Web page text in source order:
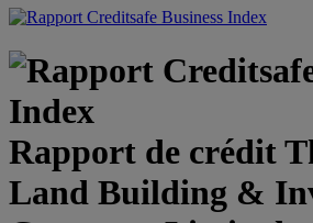
Rapport de crédit
Land Building &